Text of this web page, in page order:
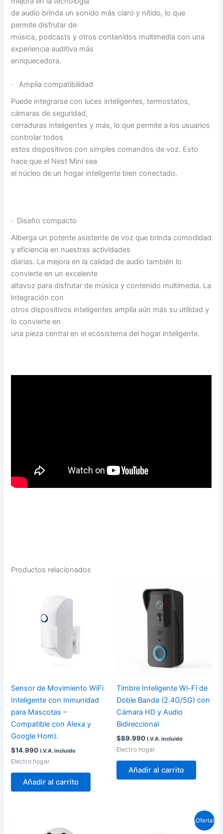
de audio brinda un sonido más claro y nítido, lo que
permite disfrutar de
música, podcasts y otros contenidos multimedia con una
experiencia auditiva más
enriquecedora.
· Amplia compatibilidad
Puede integrarse con luces inteligentes, termostatos,
cámaras de seguridad,
cerraduras inteligentes y más, lo que permite a los usuarios
controlar todos
estos dispositivos con simples comandos de voz. Esto
hace que el Nest Mini sea
el núcleo de un hogar inteligente bien conectado.
· Diseño compacto
Alberga un potente asistente de voz que brinda comodidad
y eficiencia en nuestras actividades
diarias. La mejora en la calidad de audio también lo
convierte en un excelente
altavoz para disfrutar de música y contenido multimedia. La
integración con
otros dispositivos inteligentes amplía aún más su utilidad y
lo convierte en
una pieza central en el ecosistema del hogar inteligente.
Productos relacionados
Sensor de Movimiento WiFi
Inteligente con Inmunidad
para Mascotas –
Compatible con Alexa y
Google Hom).
$14.990 I.V.A. incluido
Electro hogar
Añadir al carrito
Timbre Inteligente Wi-Fi de
Doble Banda (2.4G/5G) con
Cámara HD y Audio
Bidireccional
$89.990 I.V.A. incluido
Electro hogar
Añadir al carrito
¡Oferta!